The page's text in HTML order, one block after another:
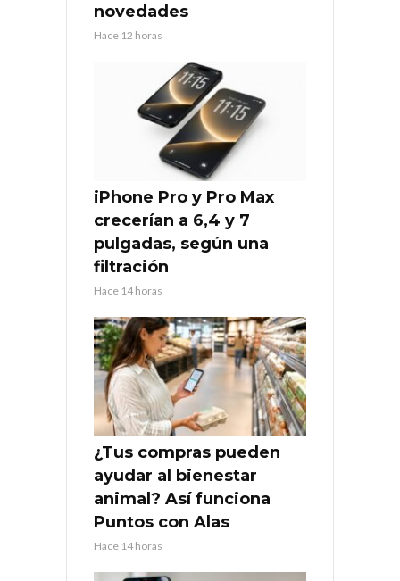
novedades
Hace 12 horas
iPhone Pro y Pro Max
crecerían a 6,4 y 7
pulgadas, según una
filtración
Hace 14 horas
¿Tus compras pueden
ayudar al bienestar
animal? Así funciona
Puntos con Alas
Hace 14 horas